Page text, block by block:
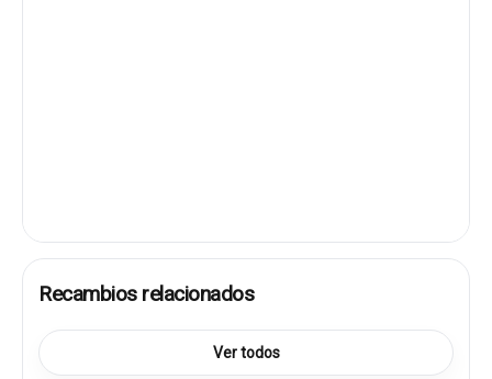
Recambios relacionados
Ver todos